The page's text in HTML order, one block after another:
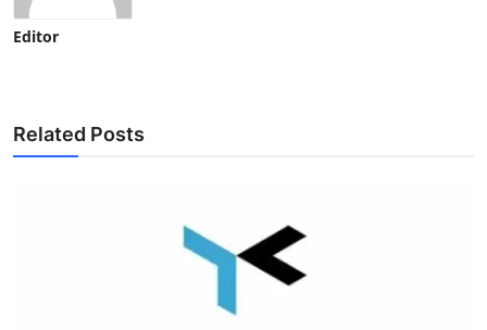
Editor
Related Posts